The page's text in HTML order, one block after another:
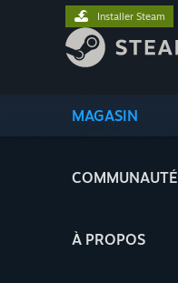
MAGASIN
COMMUNAUTÉ
À PROPOS
Installer Steam